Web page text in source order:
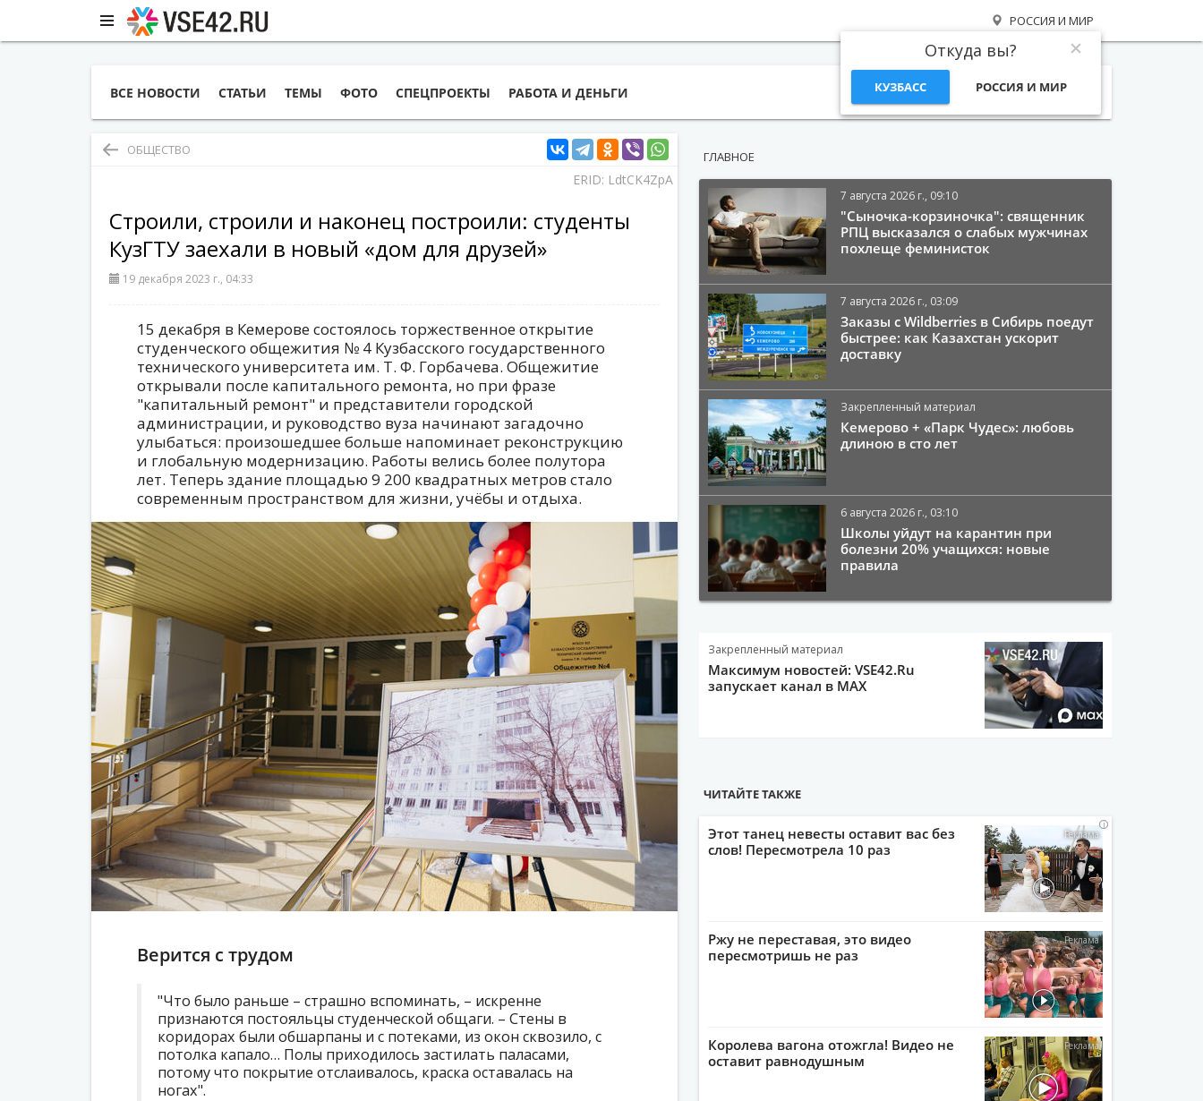
РОССИЯ И МИР
Откуда вы?
КУЗБАСС РОССИЯ И МИР
ВСЕ НОВОСТИ СТАТЬИ ТЕМЫ ФОТО СПЕЦПРОЕКТЫ РАБОТА И ДЕНЬГИ
ОБЩЕСТВО
ERID: LdtCK4ZpA
Строили, строили и наконец построили: студенты
КузГТУ заехали в новый «дом для друзей»
19 декабря 2023 г., 04:33
15 декабря в Кемерове состоялось торжественное открытие
студенческого общежития № 4 Кузбасского государственного
технического университета им. Т. Ф. Горбачева. Общежитие
открывали после капитального ремонта, но при фразе
"капитальный ремонт" и представители городской
администрации, и руководство вуза начинают загадочно
улыбаться: произошедшее больше напоминает реконструкцию
и глобальную модернизацию. Работы велись более полутора
лет. Теперь здание площадью 9 200 квадратных метров стало
современным пространством для жизни, учёбы и отдыха.
Верится с трудом
"Что было раньше – страшно вспоминать, – искренне
признаются постояльцы студенческой общаги. – Стены в
коридорах были обшарпаны и с потеками, из окон сквозило, с
потолка капало… Полы приходилось застилать паласами,
потому что покрытие отслаивалось, краска оставалась на
ногах".
ГЛАВНОЕ
7 августа 2026 г., 09:10
"Сыночка-корзиночка": священник
РПЦ высказался о слабых мужчинах
похлеще феминисток
7 августа 2026 г., 03:09
Заказы с Wildberries в Сибирь поедут
быстрее: как Казахстан ускорит
доставку
Закрепленный материал
Кемерово + «Парк Чудес»: любовь
длиною в сто лет
6 августа 2026 г., 03:10
Школы уйдут на карантин при
болезни 20% учащихся: новые
правила
Закрепленный материал
Максимум новостей: VSE42.Ru
запускает канал в MAX
ЧИТАЙТЕ ТАКЖЕ
i
Этот танец невесты оставит вас без
слов! Пересмотрела 10 раз
i
Ржу не переставая, это видео
пересмотришь не раз
i
Королева вагона отожгла! Видео не
оставит равнодушным
i